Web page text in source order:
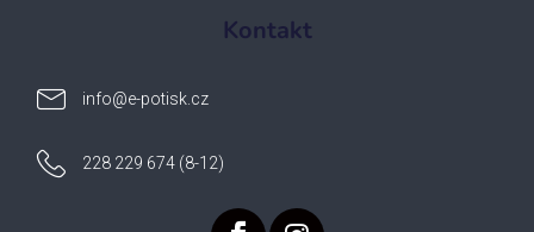
Kontakt
info@e-potisk.cz
228 229 674 (8-12)